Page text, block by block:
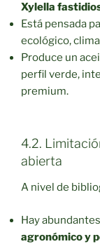
Xylella
Está pensada
ecológico,
Produce un
perfil verde,
premium.
4.2.
abierta
A nivel de
Hay
agronómico y